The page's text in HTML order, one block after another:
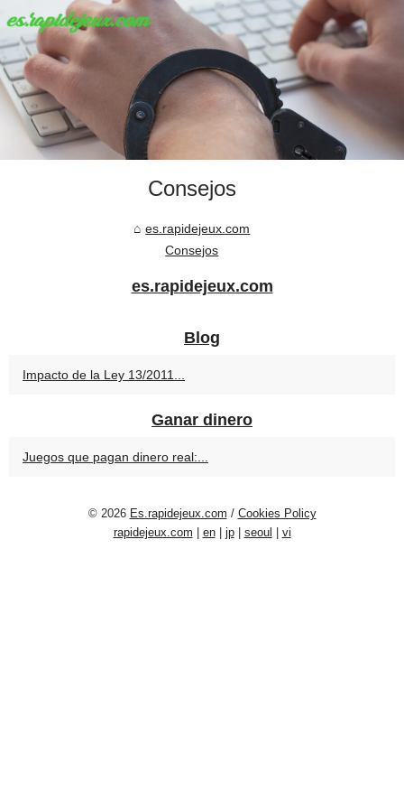
Consejos
es.rapidejeux.com
Consejos
es.rapidejeux.com
Blog
Impacto de la Ley 13/2011...
Ganar dinero
Juegos que pagan dinero real:...
© 2026 Es.rapidejeux.com / Cookies Policy
rapidejeux.com
en| jp| seoul vi